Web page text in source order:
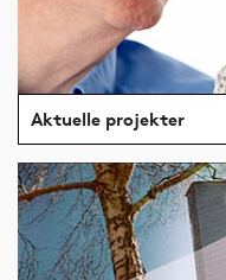
Aktuelle projekter